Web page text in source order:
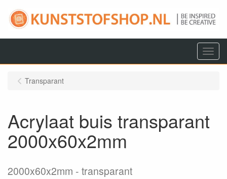
Menu
Transparant
Acrylaat buis transparant
2000x60x2mm
2000x60x2mm transparant